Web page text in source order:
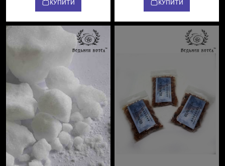
КУПИТИ КУПИТИ